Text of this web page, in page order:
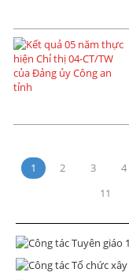
1 2 3 4
11